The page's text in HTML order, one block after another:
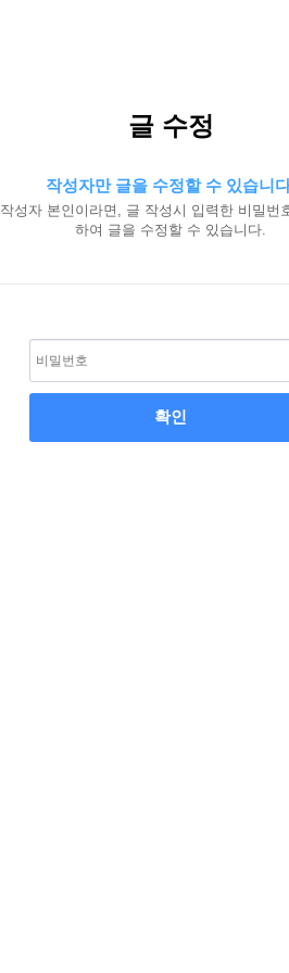
글 수정
작성자만 글을 수정할 수 있습니
작성자 본인이라면, 글 작성시 입력한 비밀번
하여 글을 수정할 수 있습니다.